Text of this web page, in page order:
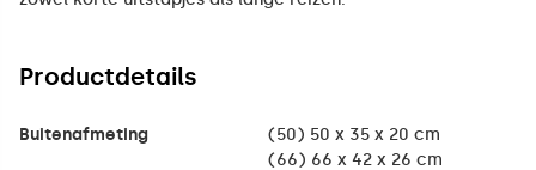
Productdetails
Buitenafmeting
(50) 50 x 35 x 20 cm
(66) 66 x 42 x 26 cm